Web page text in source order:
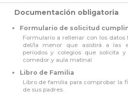
Documentación obligatoria
Formulario de solicitud
Formulario a rellenar con los datos
del/la menor que asistirá a las
períodos y colegios que solicita
comedor y aula matinal
Libro de Familia
Libro de familia para comprobar la
de sus padres.